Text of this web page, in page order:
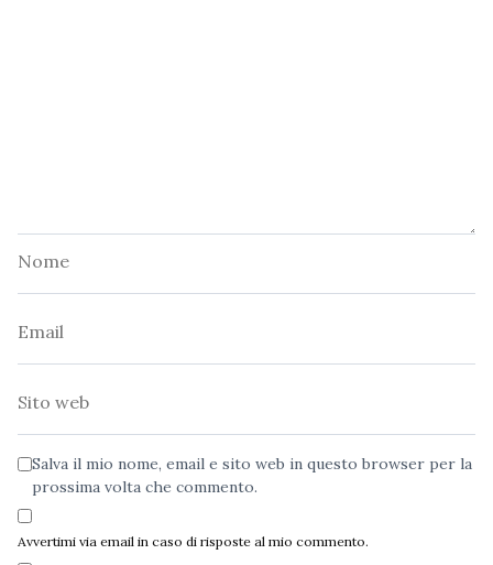
Salva il mio nome, email e sito web in questo browser per la
prossima volta che commento.
Avvertimi via email in caso di risposte al mio commento.